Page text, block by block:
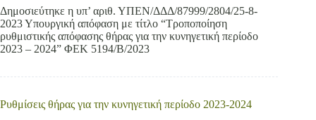
Δημοσιεύτηκε η υπ’ αριθ. ΥΠΕΝ/ΔΔΔ/87999/2804/25-8-
2023 Υπουργική απόφαση με τίτλο “Τροποποίηση
ρυθμιστικής απόφασης θήρας για την κυνηγετική περίοδο
2023 – 2024” ΦΕΚ 5194/Β/2023
Ρυθμίσεις θήρας για την κυνηγετική περίοδο 2023-2024